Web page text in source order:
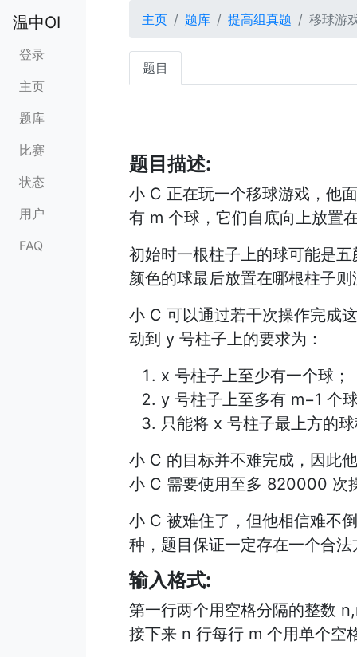
温中OI
登录
主页
题库
比赛
状态
用户
FAQ
主页 题库 提高组真题 移球游
题目
题目描述:
小 C 正在玩一个移球游戏，他
有 m 个球，它们自底向上放置
初始时一根柱子上的球可能是
颜色的球最后放置在哪根柱子
小 C 可以通过若干次操作完成
动到 y 号柱子上的要求为：
x 号柱子上至少有一个球；
y 号柱子上至多有 m−1 个
只能将 x 号柱子最上方的
小 C 的目标并不难完成，因此
小 C 需要使用至多 820000 次
小 C 被难住了，但他相信难不
种，题目保证一定存在一个合法
输入格式:
第一行两个用空格分隔的整数
接下来 n 行每行 m 个用单个空